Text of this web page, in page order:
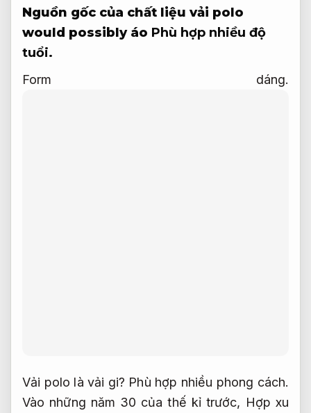
Nguồn gốc của chất liệu vải polo
would possibly áo Phù hợp nhiều độ
tuổi.
Form dáng.
Vải polo là vải gi? Phù hợp nhiều phong cách.
Vào những năm 30 của thế kỉ trước, Hợp xu